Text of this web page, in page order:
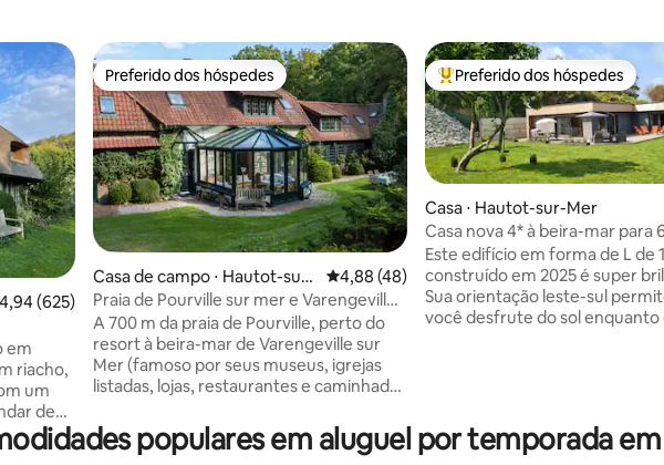
hóspedes
de uma avaliação média de 5, 625 avaliações
4,94 (625)
em
riacho,
um
de
Preferido dos hóspedes
Preferido dos hóspedes
Casa de campo ⋅ Hautot-sur-
Mer
4,88 de uma avaliação média de 5, 48
4,88 (48)
Praia de Pourville sur mer e Varengeville
sur mer
A 700 m da praia de Pourville, perto do
resort à beira-mar de Varengeville sur
Mer (famoso por seus museus, igrejas
listadas, lojas, restaurantes e caminhadas
normanda desfruta de uma situação
excepcional. No coração de um parque
Entre os melhores preferidos
Preferido dos hóspedes
Casa ⋅ Hautot-sur-Mer
Casa nova 4* à beira-mar para
Este edifício em forma de L de
construído em 2025 é super
Sua orientação leste-sul
você desfrute do sol enquanto
vale e do celeiro pintado por
Monet em 1890 convida você
populares em aluguel por temporada